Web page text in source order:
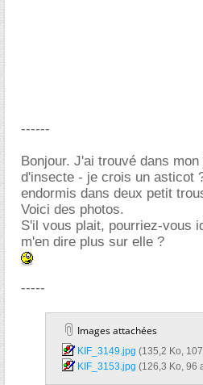
------
Bonjour. J'ai trouvé dans
d'insecte - je crois un asticot
endormis dans deux petit
Voici des photos.
S'il vous plait, pourriez-vous
m'en dire plus sur elle ?
-----
Images attachées
KIF_3149.jpg‎ (135,2 Ko,
KIF_3153.jpg‎ (126,3 Ko, 96